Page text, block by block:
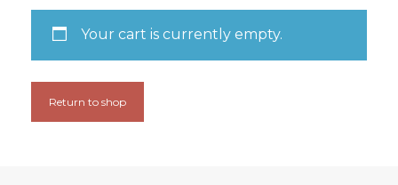
Your cart is currently empty.
Return to shop